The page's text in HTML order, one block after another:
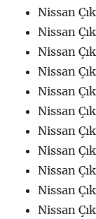
Nissan
Nissan
Nissan
Nissan
Nissan
Nissan
Nissan
Nissan
Nissan
Nissan
Nissan